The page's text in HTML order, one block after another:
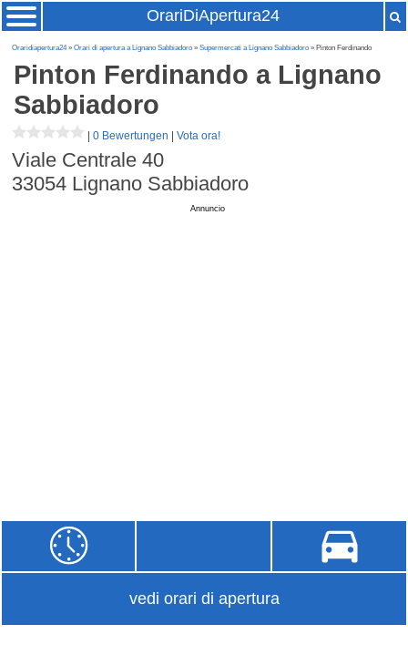
OrariDiApertura24
Oraridiapertura24»Orari di apertura a Lignano Sabbiadoro »Supermercati a Lignano Sabbiadoro » Pinton Ferdinando
Pinton Ferdinando a Lignano
Sabbiadoro
|0 Bewertungen |Vota ora!
Viale Centrale 40
33054 Lignano Sabbiadoro
Annuncio
vedi orari di apertura